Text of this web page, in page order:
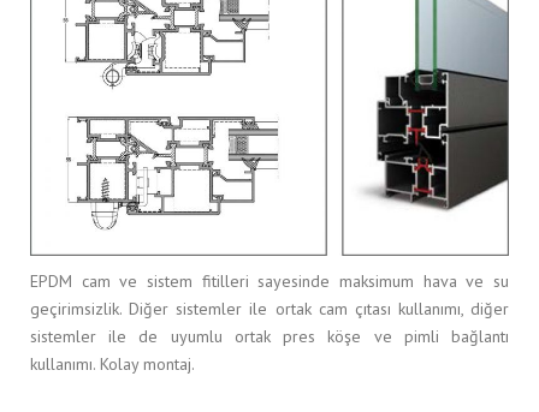
EPDM cam ve sistem fitilleri sayesinde maksimum hava ve su
geçirimsizlik. Diğer sistemler ile ortak cam çıtası kullanımı, diğer
sistemler ile de uyumlu ortak pres köşe ve pimli bağlantı
kullanımı. Kolay montaj.